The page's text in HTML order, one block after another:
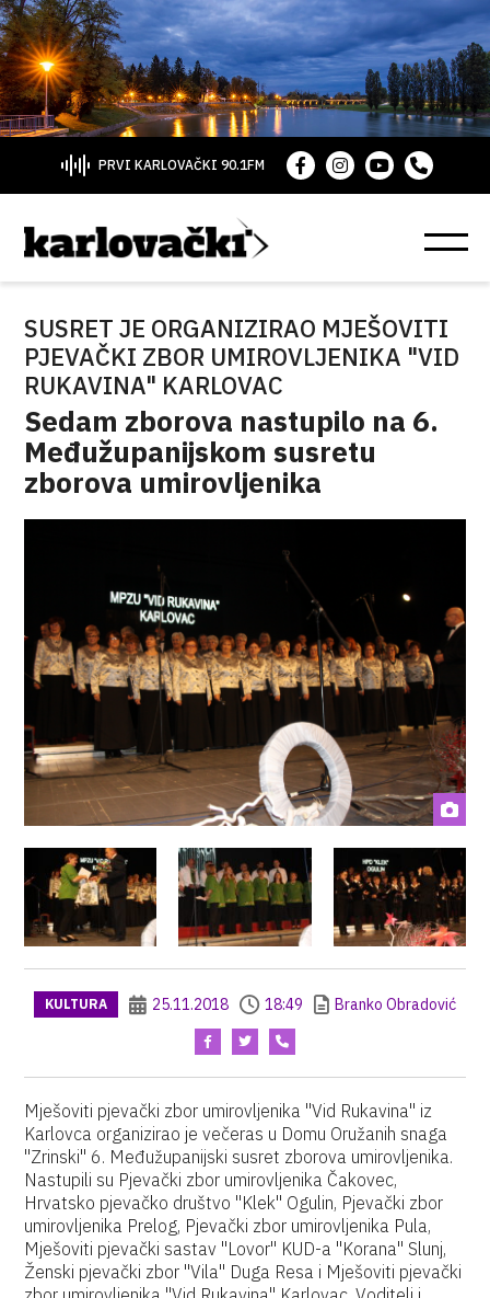
PRVI KARLOVAČKI 90.1FM
SUSRET JE ORGANIZIRAO MJEŠOVITI
PJEVAČKI ZBOR UMIROVLJENIKA "VID
RUKAVINA" KARLOVAC
Sedam zborova nastupilo na 6.
Međužupanijskom susretu
zborova umirovljenika
KULTURA 25.11.2018 18:49 Branko Obradović
Mješoviti pjevački zbor umirovljenika "Vid Rukavina" iz
Karlovca organizirao je večeras u Domu Oružanih snaga
"Zrinski" 6. Međužupanijski susret zborova umirovljenika.
Nastupili su Pjevački zbor umirovljenika Čakovec,
Hrvatsko pjevačko društvo "Klek" Ogulin, Pjevački zbor
umirovljenika Prelog, Pjevački zbor umirovljenika Pula,
Mješoviti pjevački sastav "Lovor" KUD-a "Korana" Slunj,
Ženski pjevački zbor "Vila" Duga Resa i Mješoviti pjevački